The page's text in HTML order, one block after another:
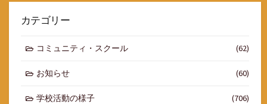
カテゴリー
コミュニティ・スクール (62)
お知らせ (60)
学校活動の様子 (706)